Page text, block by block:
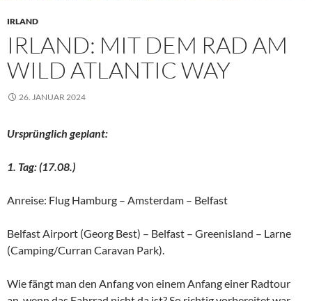
IRLAND
IRLAND: MIT DEM RAD AM
WILD ATLANTIC WAY
26. JANUAR 2024
Ursprünglich geplant:
1. Tag: (17.08.)
Anreise: Flug Hamburg – Amsterdam – Belfast
Belfast Airport (Georg Best) – Belfast – Greenisland – Larne
(Camping/Curran Caravan Park).
Wie fängt man den Anfang von einem Anfang einer Radtour